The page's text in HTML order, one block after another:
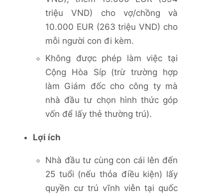
triệu VND) cho vợ/chồng và
10.000 EUR (263 triệu VND) cho
mỗi người con đi kèm.
Không được phép làm việc tại
Cộng Hòa Síp (trừ trường hợp
làm Giám đốc cho công tymà
nhà đầu tư chọn hình thức góp
vốn để lấy thẻ thường trú).
Lợi ích
Nhà đầu tư cùng con cái lên đến
25 tuổi (nếu thỏa điều kiện) lấy
quyền cư trú vĩnh viễn tại quốc